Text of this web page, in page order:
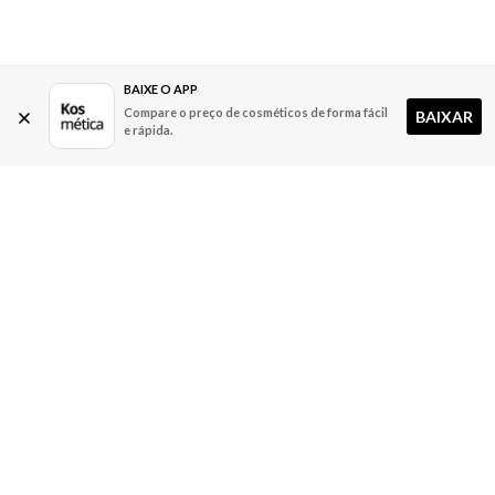
BAIXE O APP
Compare o preço de cosméticos de forma fácil
e rápida.
BAIXAR